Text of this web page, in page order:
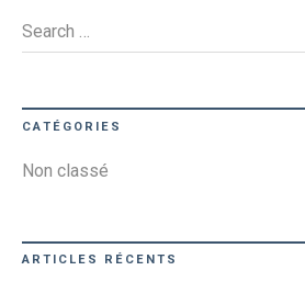
Search …
CATÉGORIES
Non classé
ARTICLES RÉCENTS